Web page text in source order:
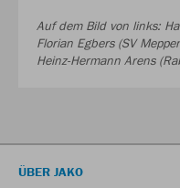
Auf dem Bild von links:
Florian Egbers (SV
Heinz-Hermann Arens
ÜBER JAKO